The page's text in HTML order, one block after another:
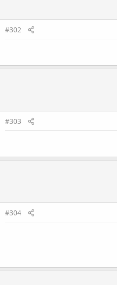
#302
#303
#304